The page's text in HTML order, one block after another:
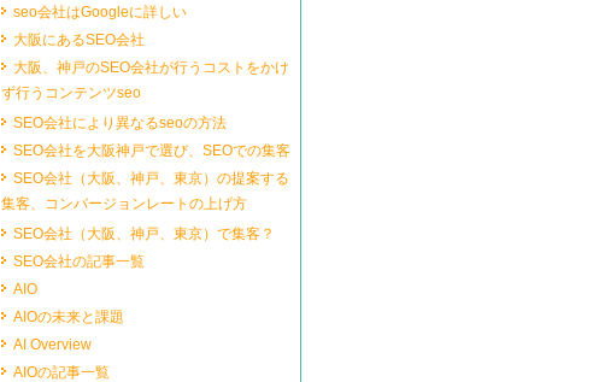
seo会社はGoogleに詳しい
大阪にあるSEO会社
大阪、神戸のSEO会社が行うコストをかけ
ず行うコンテンツseo
SEO会社により異なるseoの方法
SEO会社を大阪神戸で選び、SEOでの集客
SEO会社（大阪、神戸、東京）の提案する
集客、コンバージョンレートの上げ方
SEO会社（大阪、神戸、東京）で集客？
SEO会社の記事一覧
AIO
AIOの未来と課題
AI Overview
AIOの記事一覧